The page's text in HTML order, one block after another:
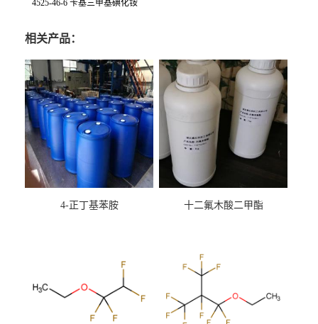
4525-46-6 苄基三甲基碘化铵
相关产品：
4-正丁基苯胺 十二氟木酸二甲酯